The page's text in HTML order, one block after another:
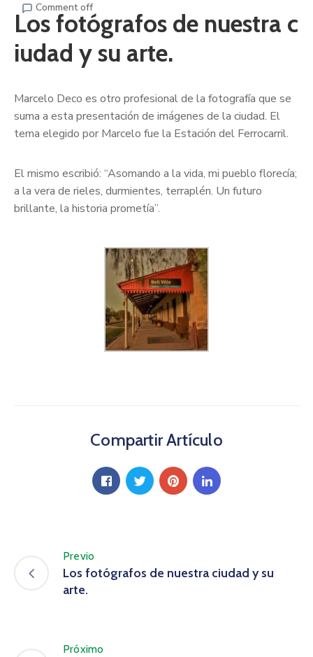
Comment off
Los fotógrafos de nuestra c
iudad y su arte.
Marcelo Deco es otro profesional de la fotografía que se
suma a esta presentación de imágenes de la ciudad. El
tema elegido por Marcelo fue la Estación del Ferrocarril.
El mismo escribió: “Asomando a la vida, mi pueblo florecía;
a la vera de rieles, durmientes, terraplén. Un futuro
brillante, la historia prometía”.
Compartir Artículo
Previo
Los fotógrafos de nuestra ciudad y su
arte.
Próximo